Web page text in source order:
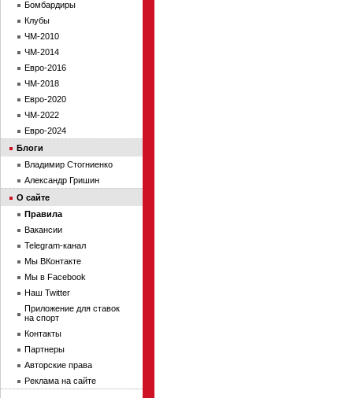
Бомбардиры
Клубы
ЧМ-2010
ЧМ-2014
Евро-2016
ЧМ-2018
Евро-2020
ЧМ-2022
Евро-2024
Блоги
Владимир Стогниенко
Александр Гришин
О сайте
Правила
Вакансии
Telegram-канал
Мы ВКонтакте
Мы в Facebook
Наш Twitter
Приложение для ставок
на спорт
Контакты
Партнеры
Авторские права
Реклама на сайте